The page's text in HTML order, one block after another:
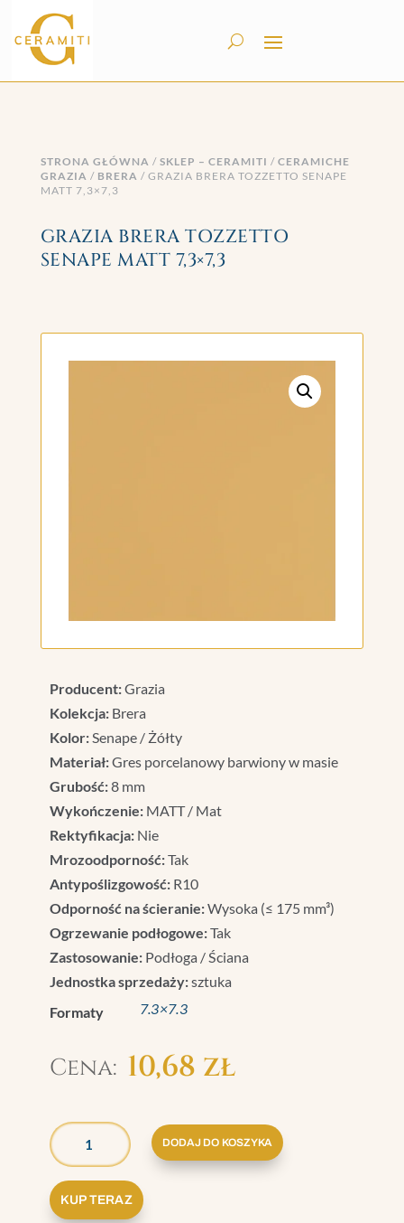
STRONA GŁÓWNA / SKLEP – CERAMITI / CERAMICHE
GRAZIA / BRERA / GRAZIA BRERA TOZZETTO SENAPE
MATT 7,3×7,3
GRAZIA BRERA TOZZETTO
SENAPE MATT 7,3×7,3
Producent:Grazia
Kolekcja:Brera
Kolor:Senape / Żółty
Materiał:Gres porcelanowy barwiony w masie
Grubość:8 mm
Wykończenie:MATT / Mat
Rektyfikacja:Nie
Mrozoodporność:Tak
Antypoślizgowość:R10
Odporność na ścieranie:Wysoka (≤ 175 mm³)
Ogrzewanie podłogowe:Tak
Zastosowanie:Podłoga / Ściana
Jednostka sprzedaży:sztuka
Formaty
7.3×7.3
10,68 zł
GRAZIA
BRERA
TOZZETTO
SENAPE
DODAJ DO KOSZYKA
KUP TERAZ